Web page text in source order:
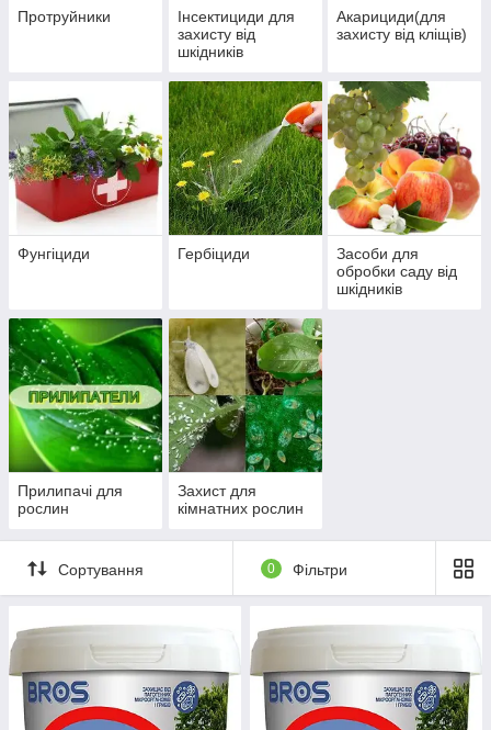
Експерти радять
Інсектициди
Великі і маленькі, помітні і приховані шкідники
будуть переможені спеціальними засобами
захисту рослин. Кожен препарат комплектується
застосування.
Протруйники
Інсектициди для
захисту від
шкідників
Акарициди(для
захисту від кліщів)
Фунгіциди Гербіциди
Засоби для
обробки саду від
шкідників
Прилипачі для
рослин
Захист для
кімнатних рослин
Сортування 0 Фільтри